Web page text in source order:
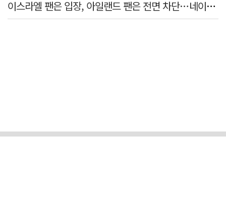
이스라엘 팬은 입장, 아일랜드 팬은 전면 차단…네이션스리그 관중 불평등